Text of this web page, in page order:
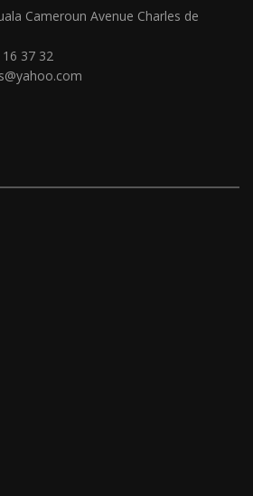
Cameroun Avenue Charles de
37 32